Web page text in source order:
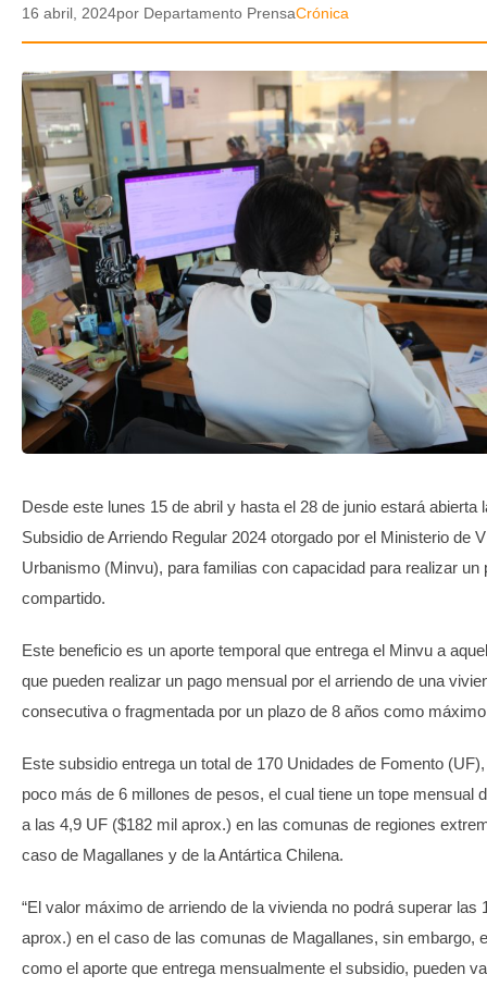
POLICIAL
AUDIOS
VIDEOS
GALERIA DE FOTOS
APP MÓVIL
TRANSPARENCIA
16 abril, 2024por Departamento PrensaCrónica
Desde este lunes 15 de abril y hasta el 28 de junio estará abierta
Subsidio de Arriendo Regular 2024 otorgado por el Ministerio de
Urbanismo (Minvu), para familias con capacidad para realizar un
compartido.
Este beneficio es un aporte temporal que entrega el Minvu a
que pueden realizar un pago mensual por el arriendo de una
consecutiva o fragmentada por un plazo de 8 años como
Este subsidio entrega un total de 170 Unidades de Fomento
poco más de 6 millones de pesos, el cual tiene un tope mensual
a las 4,9 UF ($182 mil aprox.) en las comunas de regiones
caso de Magallanes y de la Antártica Chilena.
“El valor máximo de arriendo de la vivienda no podrá superar las
aprox.) en el caso de las comunas de Magallanes, sin embargo,
como el aporte que entrega mensualmente el subsidio, pueden